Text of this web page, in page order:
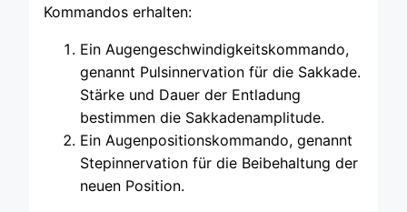
Kommandos erhalten:
Ein Augengeschwindigkeitskommando,
genannt Pulsinnervation für die Sakkade.
Stärke und Dauer der Entladung
bestimmen die Sakkadenamplitude.
Ein Augenpositionskommando, genannt
Stepinnervation für die Beibehaltung der
neuen Position.